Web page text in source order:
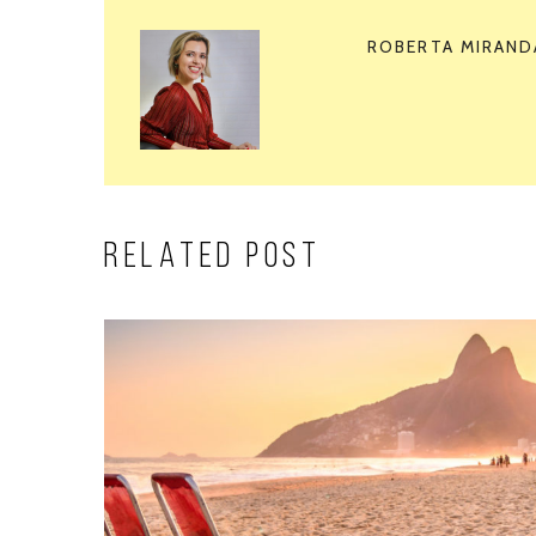
ROBERTA
RELATED POST